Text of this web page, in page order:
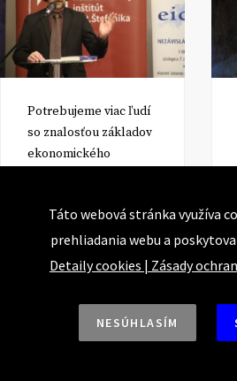
Potrebujeme viac ľudí
so znalosťou základov
ekonomického
PETER GONDA
Táto webová stránka využíva
prehliadania webu a
Detaily cookies | Zásady
NESÚHLASÍM